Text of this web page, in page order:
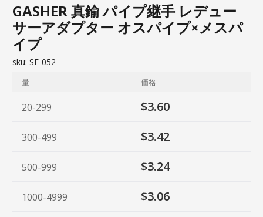
GASHER 真鍮 パイプ継手 レデュー
サーアダプター オスパイプ×メスパ
イプ
sku: SF-052
量 価格
20-299 $3.60
300-499 $3.42
500-999 $3.24
1000-4999 $3.06